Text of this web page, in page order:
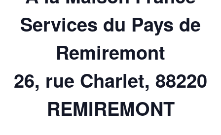
Services du Pays de
Remiremont
26, rue Charlet, 88220
REMIREMONT